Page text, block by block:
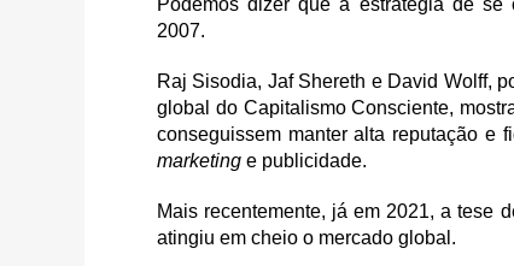
Podemos dizer que a estratégia de
2007.
Raj Sisodia, Jaf Shereth e David Wolff,
global do Capitalismo Consciente,
conseguissem manter alta reputação e
marketing e publicidade.
Mais recentemente, já em 2021, a tese
atingiu em cheio o mercado global.